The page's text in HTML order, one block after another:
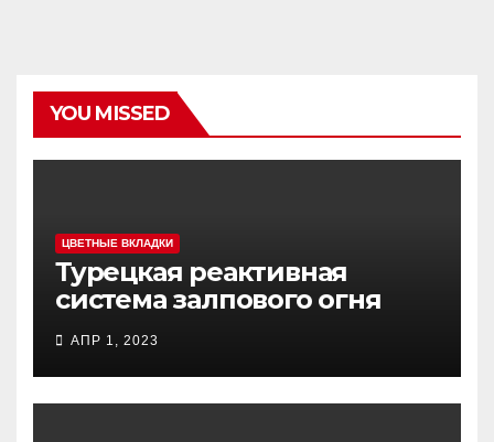
YOU MISSED
ЦВЕТНЫЕ ВКЛАДКИ
Турецкая реактивная
система залпового огня
MCL (Multi-Caliber Launcher)
АПР 1, 2023